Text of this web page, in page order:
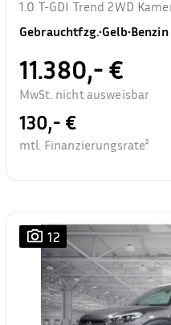
1.0 T-GDI Trend 2WD
Gebrauchtfzg.•Gelb•Benzin
11.380,- €
MwSt. nicht ausweisbar
130,- €
mtl. Finanzierungsrate²
12